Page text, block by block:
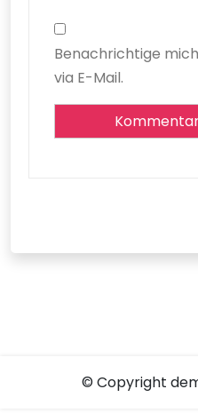
Benachrichtige
via E-Mail.
© Copyright